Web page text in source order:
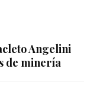
Angelini
de minería